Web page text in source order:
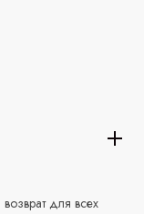
для всех